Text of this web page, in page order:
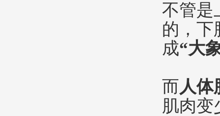
不管是
的，下
成“大
而人体
肌肉变